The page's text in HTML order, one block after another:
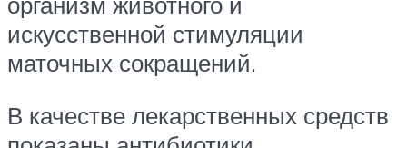
искусственной стимуляции
маточных сокращений.
В качестве лекарственных средств